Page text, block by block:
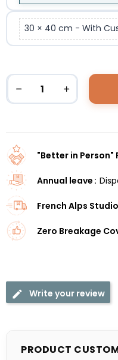
PRODUCT
30 × 40 cm - With
"Better in Person"
Annual leave
French Alps Studio
Zero Breakage
Write your review